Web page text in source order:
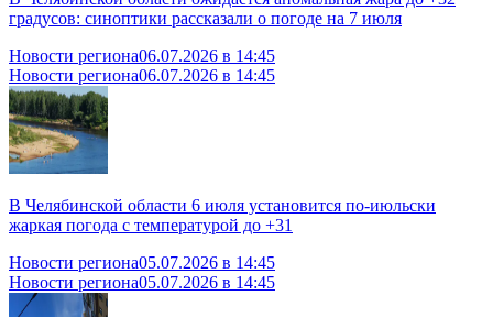
градусов: синоптики рассказали о погоде на 7 июля
Новости региона06.07.2026 в 14:45
Новости региона06.07.2026 в 14:45
В Челябинской области 6 июля установится по-июльски
жаркая погода с температурой до +31
Новости региона05.07.2026 в 14:45
Новости региона05.07.2026 в 14:45